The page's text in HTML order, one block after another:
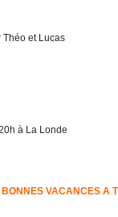
et Lucas
à La Londe
VACANCES A